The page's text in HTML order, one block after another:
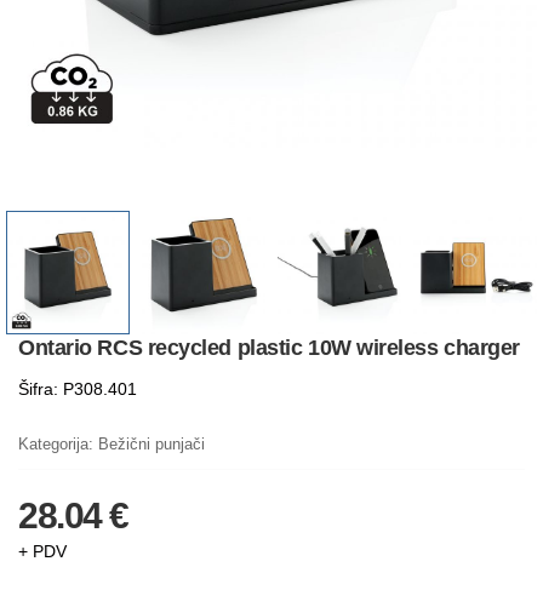
Ontario RCS recycled plastic 10W wireless charger
Šifra: P308.401
Kategorija: Bežični punjači
28.04 €
+ PDV